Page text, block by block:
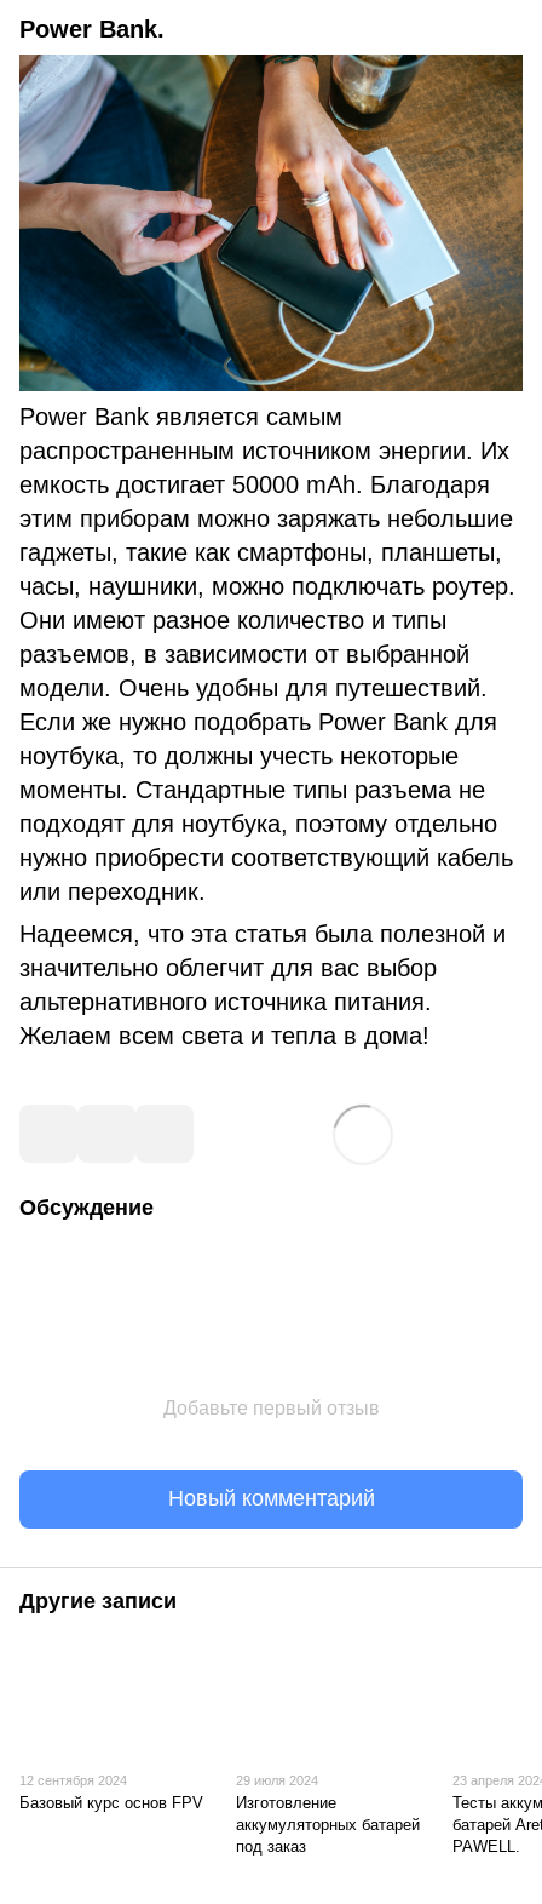
Power Bank.
Power Bank является самым
распространенным источником энергии. Их
емкость достигает 50000 mAh. Благодаря
этим приборам можно заряжать небольшие
гаджеты, такие как смартфоны, планшеты,
часы, наушники, можно подключать роутер.
Они имеют разное количество и типы
разъемов, в зависимости от выбранной
модели. Очень удобны для путешествий.
Если же нужно подобрать Power Bank для
ноутбука, то должны учесть некоторые
моменты. Стандартные типы разъема не
подходят для ноутбука, поэтому отдельно
нужно приобрести соответствующий кабель
или переходник.
Надеемся, что эта статья была полезной и
значительно облегчит для вас выбор
альтернативного источника питания.
Желаем всем света и тепла в дома!
Обсуждение
Добавьте первый отзыв
Новый комментарий
Другие записи
12 сентября 2024
Базовый курс основ FPV
29 июля 2024
Изготовление
аккумуляторных батарей
под заказ
23 апреля
Тесты
батарей
PAWELL.